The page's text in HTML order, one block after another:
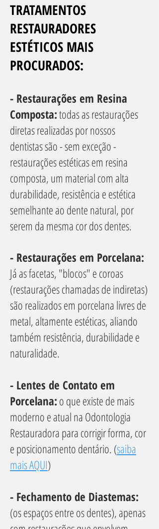
TRATAMENTOS
RESTAURADORES
ESTÉTICOS MAIS
PROCURADOS:
- Restaurações em Resina
Composta:todas as restaurações
diretas realizadas por nossos
dentistas são - sem exceção -
restaurações estéticas em resina
composta, um material com alta
durabilidade, resistência e estética
semelhante ao dente natural, por
serem da mesma cor dos dentes.
- Restaurações em Porcelana:
Já as facetas, "blocos" e coroas
(restaurações chamadas de indiretas)
são realizados em porcelana livres de
metal, altamente estéticas, aliando
também resistência, durabilidade e
naturalidade.
- Lentes de Contato em
Porcelana:o que existe de mais
moderno e atual na Odontologia
Restauradora para corrigir forma, cor
e posicionamento dentário. (saiba
mais AQUI)
- Fechamento de Diastemas:
(os espaços entre os dentes), apenas